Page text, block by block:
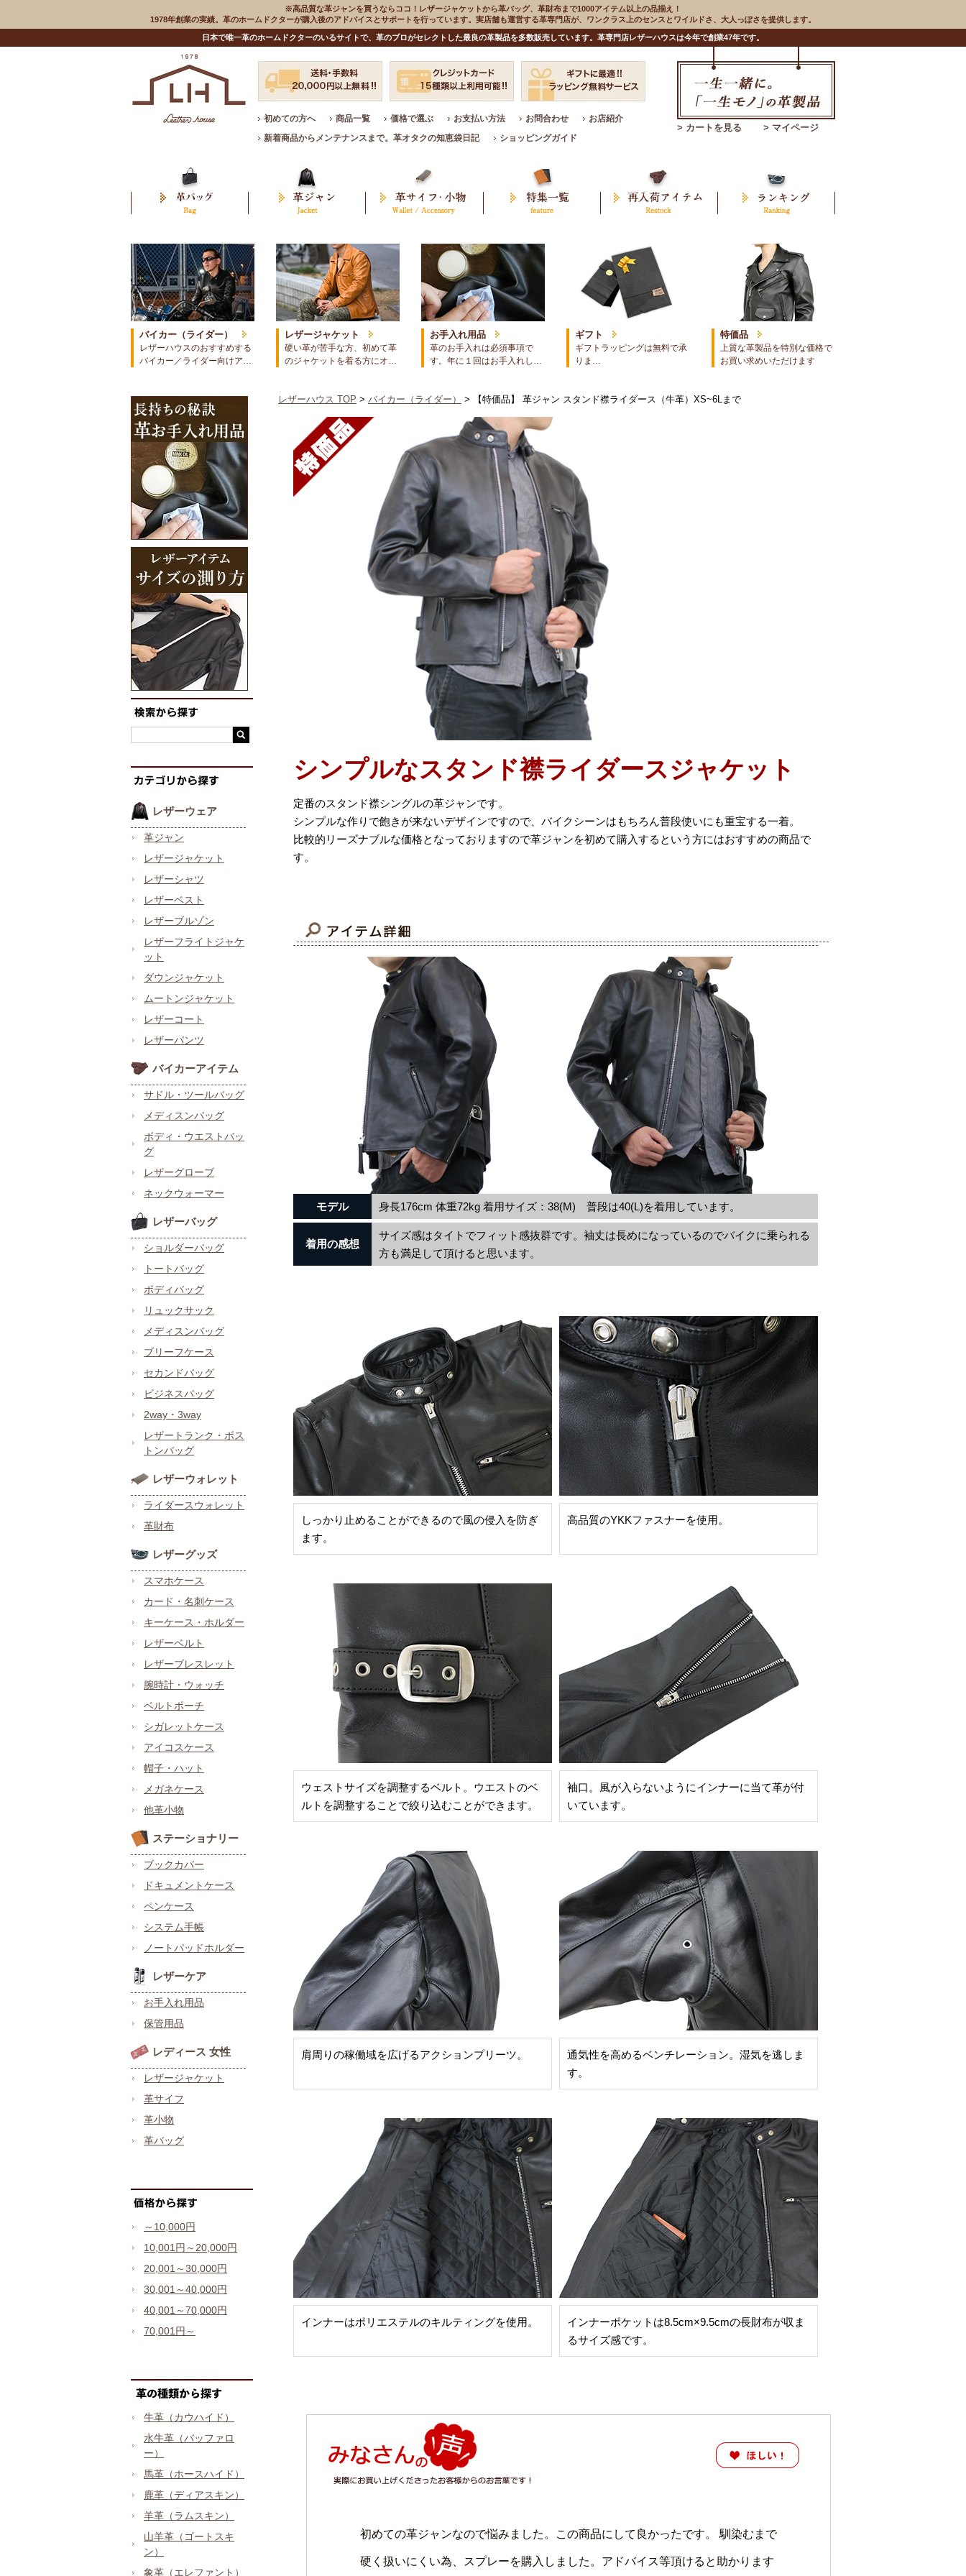
※高品質な革ジャンを買うならココ！レザージャケットから革バッグ、革財布まで1000アイテム以上の品揃え！
1978年創業の実績。革のホームドクターが購入後のアドバイスとサポートを行っています。実店舗も運営する革専門店が、ワンクラス上のセンスとワイルドさ、大人っぽさを提供します。
日本で唯一革のホームドクターのいるサイトで、革のプロがセレクトした最良の革製品を多数販売しています。革専門店レザーハウスは今年で創業47年です。
初めての方へ 商品一覧 価格で選ぶ お支払い方法 お問合わせ
お店紹介
新着商品からメンテナンスまで。革オタクの知恵袋日記
ショッピングガイド
> カートを見る > マイページ
バイカー（ライダー）
レザーハウスのおすすめする
バイカー／ライダー向けア…
レザージャケット
硬い革が苦手な方、初めて革
のジャケットを着る方にオ…
お手入れ用品
革のお手入れは必須事項で
す。年に１回はお手入れし…
ギフト
ギフトラッピングは無料で承
りま…
特価品
上質な革製品を特別な価格で
お買い求めいただけます
レザーウェア
革ジャン
レザージャケット
レザーシャツ
レザーベスト
レザーブルゾン
レザーフライトジャケ
ット
ダウンジャケット
ムートンジャケット
レザーコート
レザーパンツ
バイカーアイテム
サドル・ツールバッグ
メディスンバッグ
ボディ・ウエストバッ
グ
レザーグローブ
ネックウォーマー
レザーバッグ
ショルダーバッグ
トートバッグ
ボディバッグ
リュックサック
メディスンバッグ
ブリーフケース
セカンドバッグ
ビジネスバッグ
2way・3way
レザートランク・ボス
トンバッグ
レザーウォレット
ライダースウォレット
革財布
レザーグッズ
スマホケース
カード・名刺ケース
キーケース・ホルダー
レザーベルト
レザーブレスレット
腕時計・ウォッチ
ベルトポーチ
シガレットケース
アイコスケース
帽子・ハット
メガネケース
他革小物
ステーショナリー
ブックカバー
ドキュメントケース
ペンケース
システム手帳
ノートパッドホルダー
レザーケア
お手入れ用品
保管用品
レディース 女性
レザージャケット
革サイフ
革小物
革バッグ
～10,000円
10,001円～20,000円
20,001～30,000円
30,001～40,000円
40,001～70,000円
70,001円～
牛革（カウハイド）
水牛革（バッファロ
ー）
馬革（ホースハイド）
鹿革（ディアスキン）
羊革（ラムスキン）
山羊革（ゴートスキ
ン）
象革（エレファント）
レザーハウス TOP > バイカー（ライダー） > 【特価品】 革ジャン スタンド襟ライダース（牛革）XS~6Lまで
シンプルなスタンド襟ライダースジャケット
定番のスタンド襟シングルの革ジャンです。
シンプルな作りで飽きが来ないデザインですので、バイクシーンはもちろん普段使いにも重宝する一着。
比較的リーズナブルな価格となっておりますので革ジャンを初めて購入するという方にはおすすめの商品で
す。
モデル 身長176cm 体重72kg 着用サイズ：38(M) 普段は40(L)を着用しています。
着用の感想
サイズ感はタイトでフィット感抜群です。袖丈は長めになっているのでバイクに乗られる
方も満足して頂けると思います。
しっかり止めることができるので風の侵入を防ぎ
ます。
高品質のYKKファスナーを使用。
ウェストサイズを調整するベルト。ウエストのベ
ルトを調整することで絞り込むことができます。
袖口。風が入らないようにインナーに当て革が付
いています。
肩周りの稼働域を広げるアクションプリーツ。
通気性を高めるベンチレーション。湿気を逃しま
す。
インナーはポリエステルのキルティングを使用。
インナーポケットは8.5cm×9.5cmの長財布が収ま
るサイズ感です。
初めての革ジャンなので悩みました。この商品にして良かったです。 馴染むまで
硬く扱いにくい為、スプレーを購入しました。アドバイス等頂けると助かります